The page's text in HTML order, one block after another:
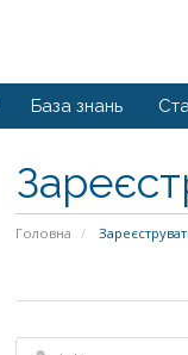
База знань
Головна